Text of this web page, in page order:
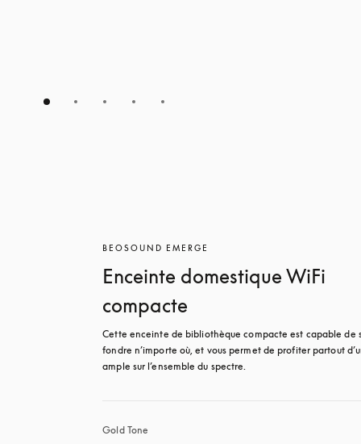
BEOSOUND EMERGE
Enceinte domestique WiFi
compacte
Cette enceinte de bibliothèque compacte est capable de
fondre n’importe où, et vous permet de profiter partout
ample sur l’ensemble du spectre.
Gold Tone